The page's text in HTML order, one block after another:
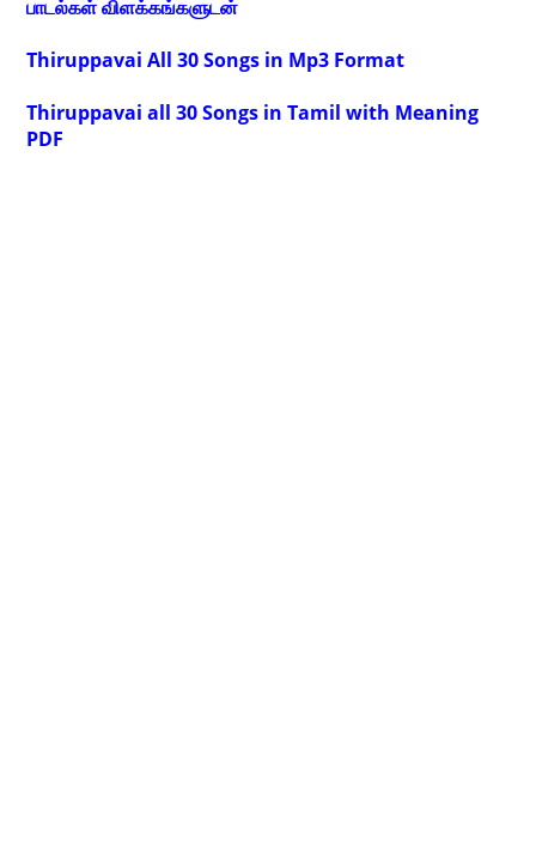
பாடல்கள் விளக்கங்களுடன்
Thiruppavai All 30 Songs in Mp3 Format
Thiruppavai all 30 Songs in Tamil with Meaning
PDF